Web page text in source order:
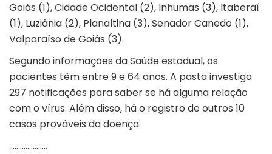
Goiás (1), Cidade Ocidental (2), Inhumas (3), Itaberaí
(1), Luziânia (2), Planaltina (3), Senador Canedo (1),
Valparaíso de Goiás (3).
Segundo informações da Saúde estadual, os
pacientes têm entre 9 e 64 anos. A pasta investiga
297 notificações para saber se há alguma relação
com o vírus. Além disso, há o registro de outros 10
casos prováveis da doença.
…………………